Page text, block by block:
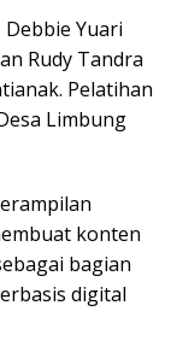
Yuari
Rudy Tandra
Pelatihan
Limbung
konten
bagian
digital